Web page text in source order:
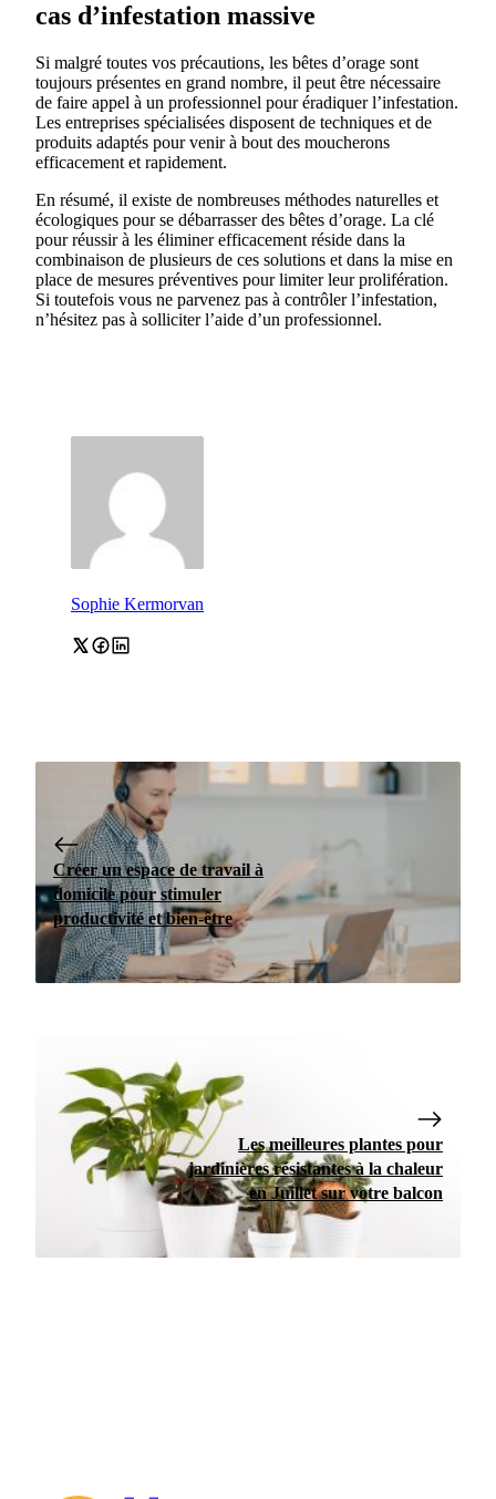
cas d’infestation massive
Si malgré toutes vos précautions, les bêtes d’orage sont
toujours présentes en grand nombre, il peut être nécessaire
de faire appel à un professionnel pour éradiquer l’infestation.
Les entreprises spécialisées disposent de techniques et de
produits adaptés pour venir à bout des moucherons
efficacement et rapidement.
En résumé, il existe de nombreuses méthodes naturelles et
écologiques pour se débarrasser des bêtes d’orage. La clé
pour réussir à les éliminer efficacement réside dans la
combinaison de plusieurs de ces solutions et dans la mise en
place de mesures préventives pour limiter leur prolifération.
Si toutefois vous ne parvenez pas à contrôler l’infestation,
n’hésitez pas à solliciter l’aide d’un professionnel.
Sophie Kermorvan
Créer un espace de travail à
domicile pour stimuler
productivité et bien-être
Les meilleures plantes pour
jardinières résistantes à la chaleur
en Juillet sur votre balcon